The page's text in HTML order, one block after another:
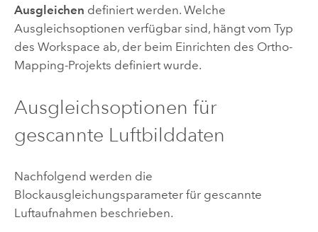
Ausgleichen definiert werden. Welche
Ausgleichsoptionen verfügbar sind, hängt vom Typ
des Workspace ab, der beim Einrichten des Ortho-
Mapping-Projekts definiert wurde.
Ausgleichsoptionen für
gescannte Luftbilddaten
Nachfolgend werden die
Blockausgleichungsparameter für gescannte
Luftaufnahmen beschrieben.